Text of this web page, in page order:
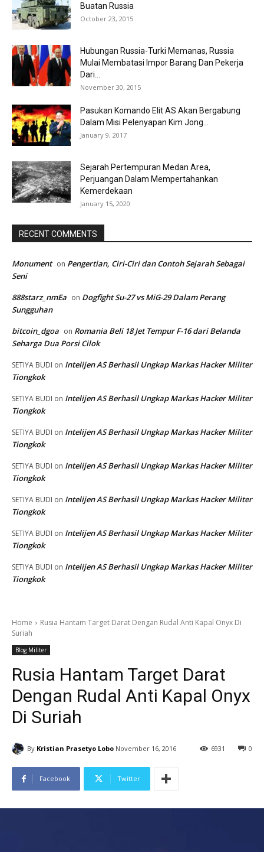
Buatan Russia
October 23, 2015
Hubungan Russia-Turki Memanas, Russia
Mulai Membatasi Impor Barang Dan Pekerja
Dari...
November 30, 2015
Pasukan Komando Elit AS Akan Bergabung
Dalam Misi Pelenyapan Kim Jong...
January 9, 2017
Sejarah Pertempuran Medan Area,
Perjuangan Dalam Mempertahankan
Kemerdekaan
January 15, 2020
RECENT COMMENTS
Monument on Pengertian, Ciri-Ciri dan Contoh Sejarah Sebagai
Seni
888starz_nmEa on Dogfight Su-27 vs MiG-29 Dalam Perang
Sungguhan
bitcoin_dgoa on Romania Beli 18 Jet Tempur F-16 dari Belanda
Seharga Dua Porsi Cilok
SETIYA BUDI on Intelijen AS Berhasil Ungkap Markas Hacker Militer
Tiongkok
SETIYA BUDI on Intelijen AS Berhasil Ungkap Markas Hacker Militer
Tiongkok
SETIYA BUDI on Intelijen AS Berhasil Ungkap Markas Hacker Militer
Tiongkok
SETIYA BUDI on Intelijen AS Berhasil Ungkap Markas Hacker Militer
Tiongkok
SETIYA BUDI on Intelijen AS Berhasil Ungkap Markas Hacker Militer
Tiongkok
SETIYA BUDI on Intelijen AS Berhasil Ungkap Markas Hacker Militer
Tiongkok
SETIYA BUDI on Intelijen AS Berhasil Ungkap Markas Hacker Militer
Tiongkok